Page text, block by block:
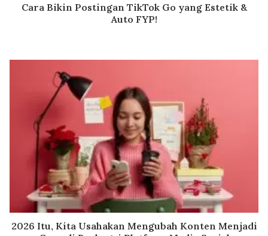
Cara Bikin Postingan TikTok Go yang Estetik &
Auto FYP!
2026 Itu, Kita Usahakan Mengubah Konten Menjadi